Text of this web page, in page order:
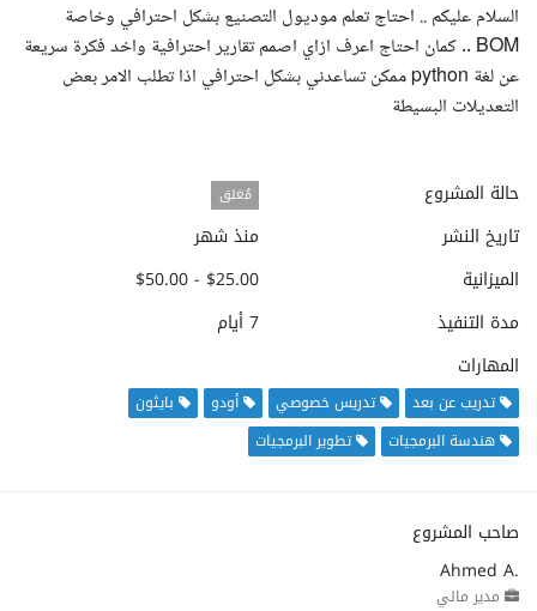
السلام عليكم .. احتاج تعلم موديول التصنيع بشكل احترافي وخاصة
BOM .. كمان احتاج اعرف ازاي اصمم تقارير احترافية واخد فكرة سريعة
عن لغة python ممكن تساعدني بشكل احترافي اذا تطلب الامر بعض
التعديلات البسيطة
حالة المشروع مُغلق
تاريخ النشر
منذ شهر
الميزانية
$25.00 - $50.00
مدة التنفيذ
7 أيام
المهارات
تدريب عن بعد تدريس خصوصي أودو
بايثون
هندسة البرمجيات
تطوير البرمجيات
صاحب المشروع
Ahmed A.
مدير مالي